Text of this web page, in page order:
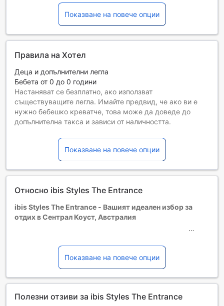
Food and beverage options such as breakfast might be
limited or unavailable during this time. Please contact the
property for more information.
Показване на повече опции
Правила на Хотел
Деца и допълнителни легла
Бебета от 0 до 0 години
Настаняват се безплатно, ако използват
съществуващите легла. Имайте предвид, че ако ви е
нужно бебешко креватче, това може да доведе до
допълнителна такса и зависи от наличността.
Безплатен престой, ако се използват наличните легла.
Гостите, навършили {0} години, се считат за възрастни
Възможността за допълнителни легла зависи от
избрания тип стая. За повече информация вижте
При резервиране на повече от 5 стаи е възможно да се
Показване на повече опции
Относно ibis Styles The Entrance
ibis Styles The Entrance - Вашият идеален избор за
отдих в Сентрал Коуст, Австралия
Разположен на живописния Сентрал Коуст, ibis Styles
The Entrance е четиризвезден хотел, който предлага
уют и комфорт на своите гости. С построяване през
2014 година и последна реновация през 2019 година,
хотелът предлага съвременни удобства и стилен
интериор, който ще направи престоя ви незабравим. На
Показване на повече опции
Полезни отзиви за ibis Styles The Entrance